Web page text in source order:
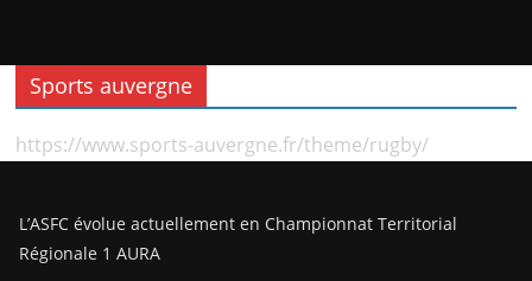
Sports auvergne
https://www.sports-auvergne.fr/theme/rugby/
L’ASFC évolue actuellement en Championnat Territorial
Régionale 1 AURA